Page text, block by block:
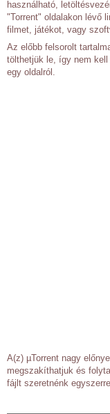
használható,
"Torrent" oldalakon lévő
filmet, játékot, vagy
Az előbb felsorolt
tölthetjük le, így nem
egy oldalról.
A(z) µTorrent nagy
megszakíthatjuk és
fájlt szeretnénk